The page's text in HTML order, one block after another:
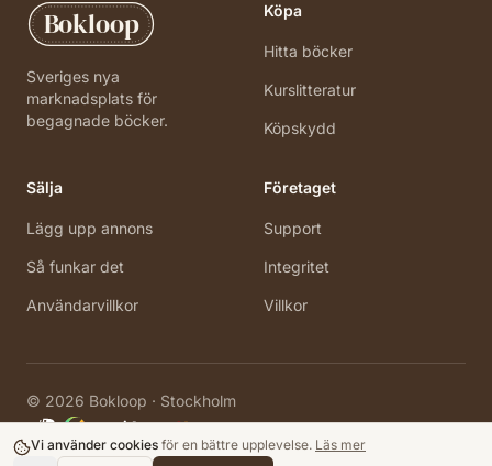
Bokloop
Sveriges nya
marknadsplats för
begagnade böcker.
Köpa
Hitta böcker
Kurslitteratur
Köpskydd
Sälja
Lägg upp annons
Så funkar det
Användarvillkor
Företaget
Support
Integritet
Villkor
© 2026 Bokloop · Stockholm
Vi använder cookies för en bättre upplevelse. Läs mer